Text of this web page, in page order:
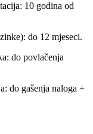
10 godina od
do 12 mjeseci.
do povlačenja
gašenja naloga +